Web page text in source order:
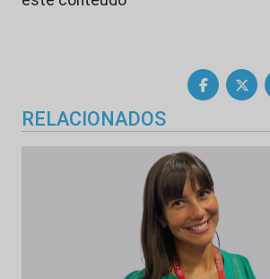
RELACIONADOS